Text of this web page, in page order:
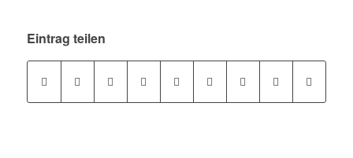
Eintrag teilen